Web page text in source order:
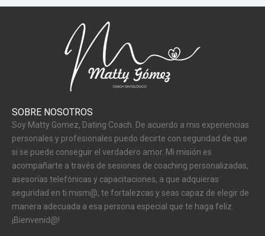
SOBRE NOSOTROS
Soy Matty Gomez, Dating Coach. De acuerdo a mis experiencias
personales y profesionales puedo decirte con seguridad de que
si se puede conseguir el verdadero amor. Mi misión es
acompañarte a través de sesiones de coaching personalizadas,
asesorías telefónicas y capacitaciones, a que adquieras
seguridad en ti mism@, te fortalezcas y seas capaz de elegir de
manera adecuada a esa persona especial que te haga feliz.
¡Bienvenid@!